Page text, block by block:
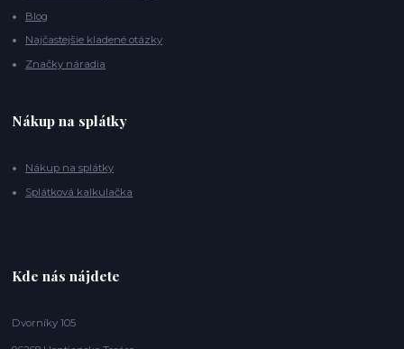
Blog
Najčastejšie kladené otázky
Značky náradia
Nákup na splátky
Nákup na splátky
Splátková kalkulačka
Kde nás nájdete
Dvorníky 105